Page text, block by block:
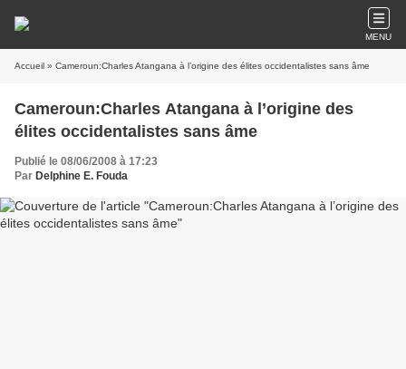
MENU
Accueil » Cameroun:Charles Atangana à l’origine des élites occidentalistes sans âme
Cameroun:Charles Atangana à l’origine des
élites occidentalistes sans âme
Publié le 08/06/2008 à 17:23
Par Delphine E. Fouda